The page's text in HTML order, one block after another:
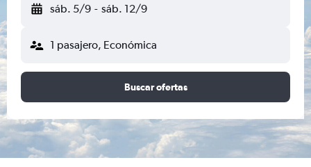
sáb. 5/9 - sáb. 12/9
1 pasajero, Económica
Buscar ofertas